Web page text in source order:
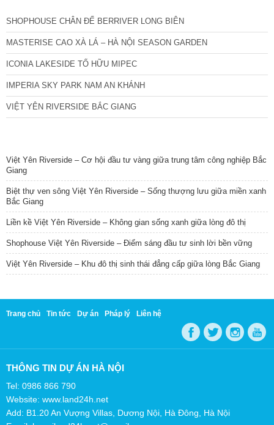
SHOPHOUSE CHÂN ĐẾ BERRIVER LONG BIÊN
MASTERISE CAO XÀ LÁ – HÀ NỘI SEASON GARDEN
ICONIA LAKESIDE TỐ HỮU MIPEC
IMPERIA SKY PARK NAM AN KHÁNH
VIỆT YÊN RIVERSIDE BẮC GIANG
Việt Yên Riverside – Cơ hội đầu tư vàng giữa trung tâm công nghiệp Bắc
Giang
Biệt thự ven sông Việt Yên Riverside – Sống thượng lưu giữa miền xanh
Bắc Giang
Liền kề Việt Yên Riverside – Không gian sống xanh giữa lòng đô thị
Shophouse Việt Yên Riverside – Điểm sáng đầu tư sinh lời bền vững
Việt Yên Riverside – Khu đô thị sinh thái đẳng cấp giữa lòng Bắc Giang
Trang chủ Tin tức Dự án Pháp lý Liên hệ
THÔNG TIN DỰ ÁN HÀ NỘI
Tel: 0986 866 790
Website: www.land24h.net
Add: B1.20 An Vượng Villas, Dương Nội, Hà Đông, Hà Nội